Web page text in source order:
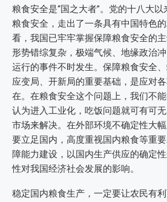
粮食安全是“国之大者”。党的十八大
粮食安全，走出了一条具有中国特色
看，我国已牢牢掌握保障粮食安全的
形势错综复杂，极端气候、地缘政治
运行的事件不时发生。保障粮食安全
应变局、开新局的重要基础，是应对
在。在粮食安全这个问题上，我们不
认为进入工业化，吃饭问题就可有可
市场来解决。在外部环境不确定性大
要立足国内，高度重视国内粮食等重
障能力建设，以国内生产供应的确定
性对我国经济社会发展的影响。
稳定国内粮食生产，一定要让农民有利